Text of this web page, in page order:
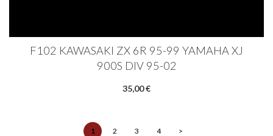
F102 KAWASAKI ZX 6R 95-99 YAMAHA XJ
900S DIV 95-02
35,00 €
1 2 3 4 >